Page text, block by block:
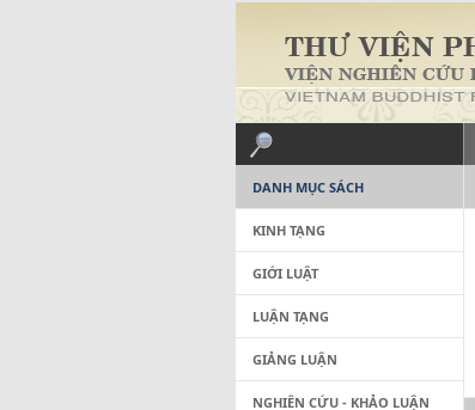
DANH MỤC SÁCH
KINH TẠNG
GIỚI LUẬT
LUẬN TẠNG
GIẢNG LUẬN
NGHIÊN CỨU - KHẢO LUẬN